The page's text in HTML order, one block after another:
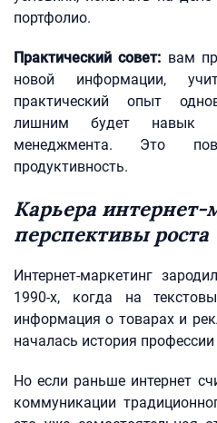
портфолио.
Практический совет: вам
новой информации,
практический опыт
лишним будет навык
менеджмента. Это
продуктивность.
Карьера интернет-
перспективы роста
Интернет-маркетинг
1990-х, когда на
информация о товарах и
началась история
Но если раньше интернет
коммуникации